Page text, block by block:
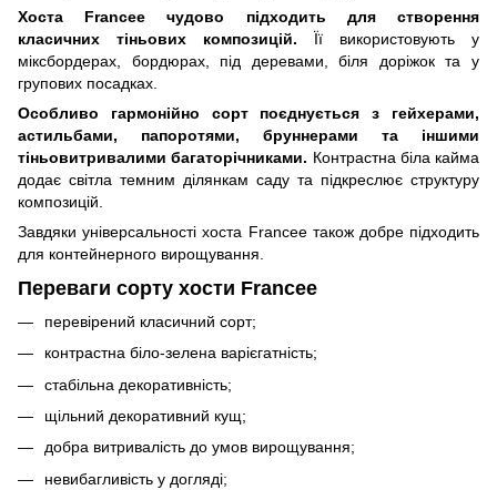
Хоста Francee чудово підходить для створення
класичних тіньових композицій. Її використовують у
міксбордерах, бордюрах, під деревами, біля доріжок та у
групових посадках.
Особливо гармонійно сорт поєднується з гейхерами,
астильбами, папоротями, бруннерами та іншими
тіньовитривалими багаторічниками. Контрастна біла кайма
додає світла темним ділянкам саду та підкреслює структуру
композицій.
Завдяки універсальності хоста Francee також добре підходить
для контейнерного вирощування.
Переваги сорту хости Francee
перевірений класичний сорт;
контрастна біло-зелена варієгатність;
стабільна декоративність;
щільний декоративний кущ;
добра витривалість до умов вирощування;
невибагливість у догляді;